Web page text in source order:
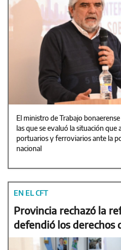
El ministro de Trabajo
las que se evaluó la situación que
portuarios y ferroviarios ante la
nacional
EN EL CFT
Provincia rechazó la
defendió los derechos